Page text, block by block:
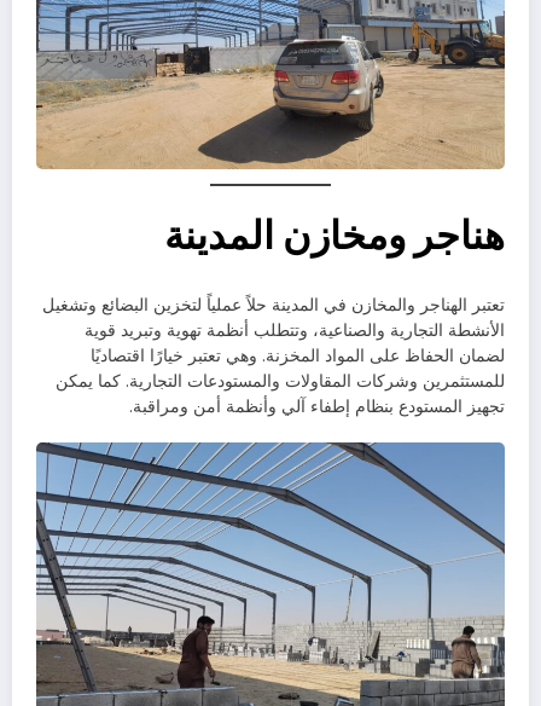
هناجر ومخازن المدينة
تعتبر الهناجر والمخازن في المدينة حلاً عملياً لتخزين البضائع وتشغيل
الأنشطة التجارية والصناعية، وتتطلب أنظمة تهوية وتبريد قوية
لضمان الحفاظ على المواد المخزنة. وهي تعتبر خيارًا اقتصاديًا
للمستثمرين وشركات المقاولات والمستودعات التجارية. كما يمكن
تجهيز المستودع بنظام إطفاء آلي وأنظمة أمن ومراقبة.